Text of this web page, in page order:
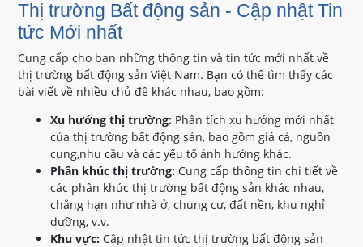
Thị trường Bất động sản - Cập nhật Tin
tức Mới nhất
Cung cấp cho bạn những thông tin và tin tức mới nhất về
thị trường bất động sản Việt Nam. Bạn có thể tìm thấy các
bài viết về nhiều chủ đề khác nhau, bao gồm:
Xu hướng thị trường: Phân tích xu hướng mới nhất
của thị trường bất động sản, bao gồm giá cả, nguồn
cung,nhu cầu và các yếu tố ảnh hưởng khác.
Phân khúc thị trường: Cung cấp thông tin chi tiết về
các phân khúc thị trường bất động sản khác nhau,
chẳng hạn như nhà ở, chung cư, đất nền, khu nghỉ
dưỡng, v.v.
Khu vực: Cập nhật tin tức thị trường bất động sản